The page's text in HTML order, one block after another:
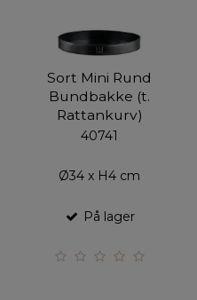
Sort Mini Rund
Bundbakke (t.
Rattankurv)
40741
Ø34 x H4 cm
På lager